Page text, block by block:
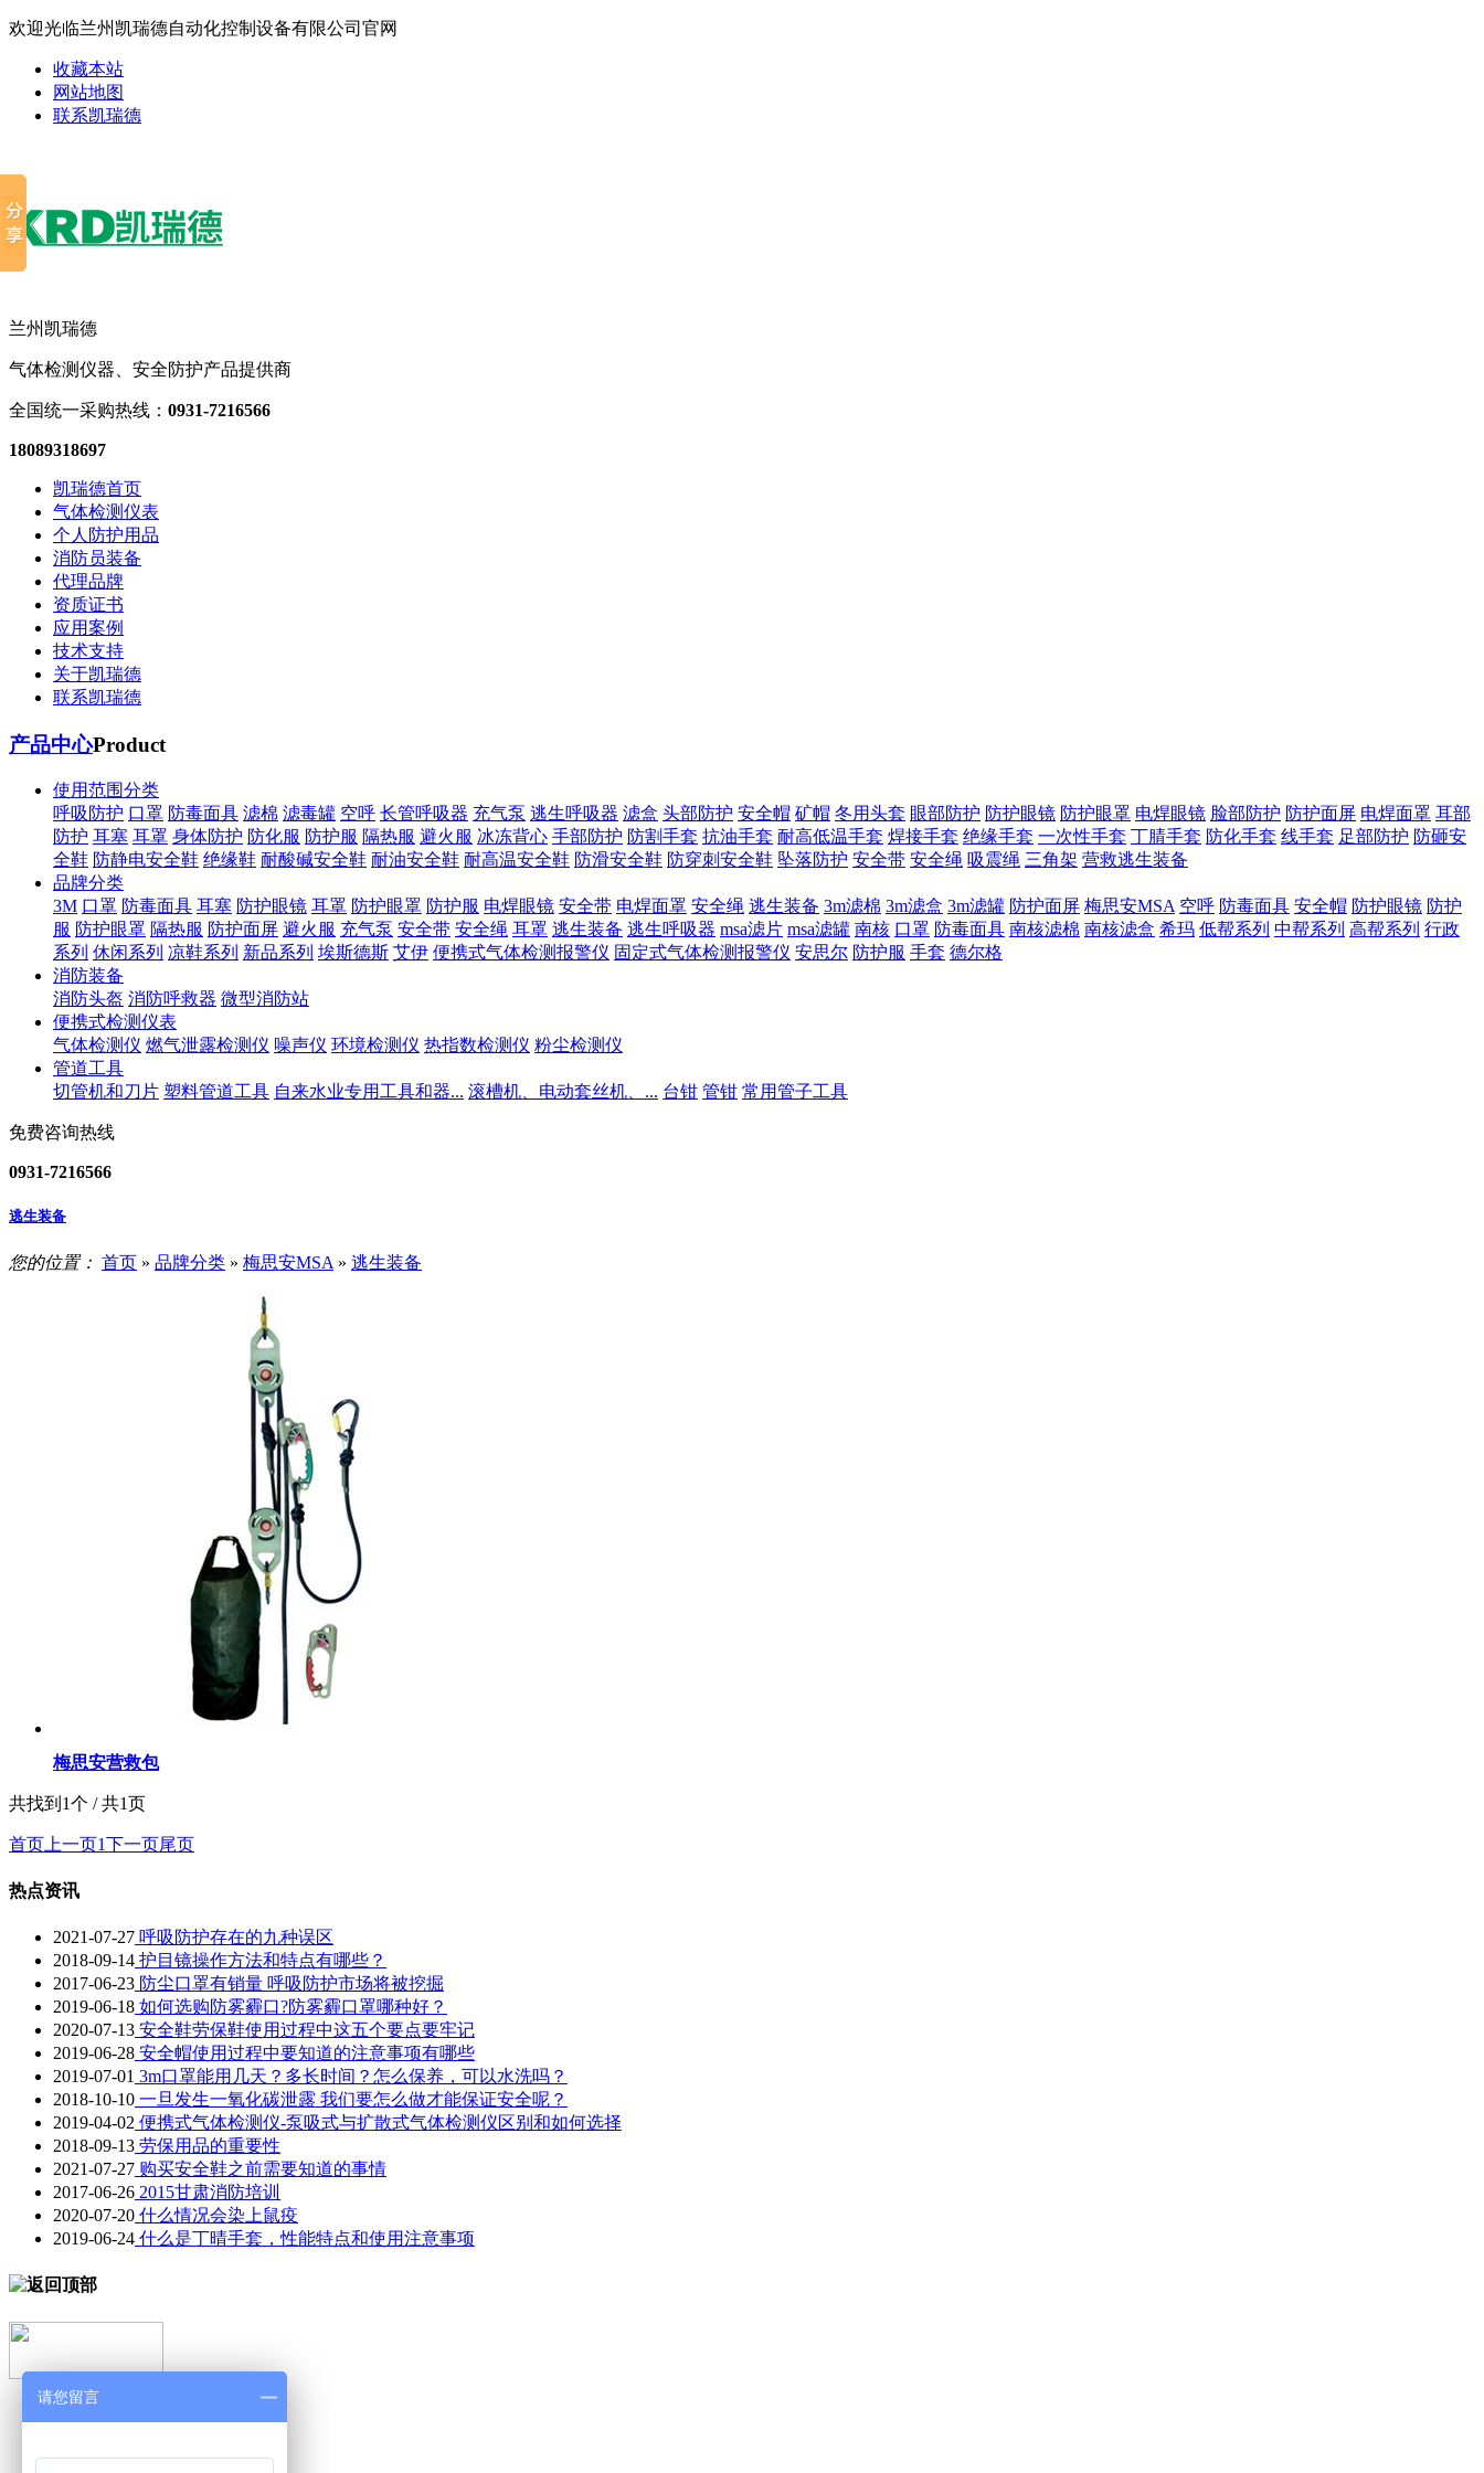
欢迎光临兰州凯瑞德自动化控制设备有限公司官网
收藏本站
网站地图
联系凯瑞德
兰州凯瑞德
气体检测仪器、安全防护产品提供商
全国统一采购热线： 0931-7216566
18089318697
凯瑞德首页
气体检测仪表
个人防护用品
消防员装备
代理品牌
资质证书
应用案例
技术支持
关于凯瑞德
联系凯瑞德
产品中心Product
使用范围分类
呼吸防护 口罩 防毒面具 滤棉 滤毒罐 空呼 长管呼吸器 充气泵 逃生呼吸器 滤盒 头部防护 安全帽 矿帽 冬用头套 眼部防护 防护眼镜 防护眼罩 电焊眼镜 脸部防护 防护面屏 电焊面罩 耳部
防护 耳塞 耳罩 身体防护 防化服 防护服 隔热服 避火服 冰冻背心 手部防护 防割手套 抗油手套 耐高低温手套 焊接手套 绝缘手套 一次性手套 丁腈手套 防化手套 线手套 足部防护 防砸安
全鞋 防静电安全鞋 绝缘鞋 耐酸碱安全鞋 耐油安全鞋 耐高温安全鞋 防滑安全鞋 防穿刺安全鞋 坠落防护 安全带 安全绳 吸震绳 三角架 营救逃生装备
品牌分类
3M 口罩 防毒面具 耳塞 防护眼镜 耳罩 防护眼罩 防护服 电焊眼镜 安全带 电焊面罩 安全绳 逃生装备 3m滤棉 3m滤盒 3m滤罐 防护面屏 梅思安MSA 空呼 防毒面具 安全帽 防护眼镜 防护
服 防护眼罩 隔热服 防护面屏 避火服 充气泵 安全带 安全绳 耳罩 逃生装备 逃生呼吸器 msa滤片 msa滤罐 南核 口罩 防毒面具 南核滤棉 南核滤盒 希玛 低帮系列 中帮系列 高帮系列 行政
系列 休闲系列 凉鞋系列 新品系列 埃斯德斯 艾伊 便携式气体检测报警仪 固定式气体检测报警仪 安思尔 防护服 手套 德尔格
消防装备
消防头盔 消防呼救器 微型消防站
便携式检测仪表
气体检测仪 燃气泄露检测仪 噪声仪 环境检测仪 热指数检测仪 粉尘检测仪
管道工具
切管机和刀片 塑料管道工具 自来水业专用工具和器... 滚槽机、电动套丝机、... 台钳 管钳 常用管子工具
免费咨询热线
0931-7216566
逃生装备
您的位置： 首页 » 品牌分类 » 梅思安MSA » 逃生装备
梅思安营救包
共找到1个 / 共1页
首页 上一页1下一页尾页
热点资讯
2021-07-27 呼吸防护存在的九种误区
2018-09-14 护目镜操作方法和特点有哪些？
2017-06-23 防尘口罩有销量 呼吸防护市场将被挖掘
2019-06-18 如何选购防雾霾口?防雾霾口罩哪种好？
2020-07-13 安全鞋劳保鞋使用过程中这五个要点要牢记
2019-06-28 安全帽使用过程中要知道的注意事项有哪些
2019-07-01 3m口罩能用几天？多长时间？怎么保养，可以水洗吗？
2018-10-10 一旦发生一氧化碳泄露 我们要怎么做才能保证安全呢？
2019-04-02 便携式气体检测仪-泵吸式与扩散式气体检测仪区别和如何选择
2018-09-13 劳保用品的重要性
2021-07-27 购买安全鞋之前需要知道的事情
2017-06-26 2015甘肃消防培训
2020-07-20 什么情况会染上鼠疫
2019-06-24 什么是丁晴手套，性能特点和使用注意事项
凯瑞德首页
个人防护用品
请您留言